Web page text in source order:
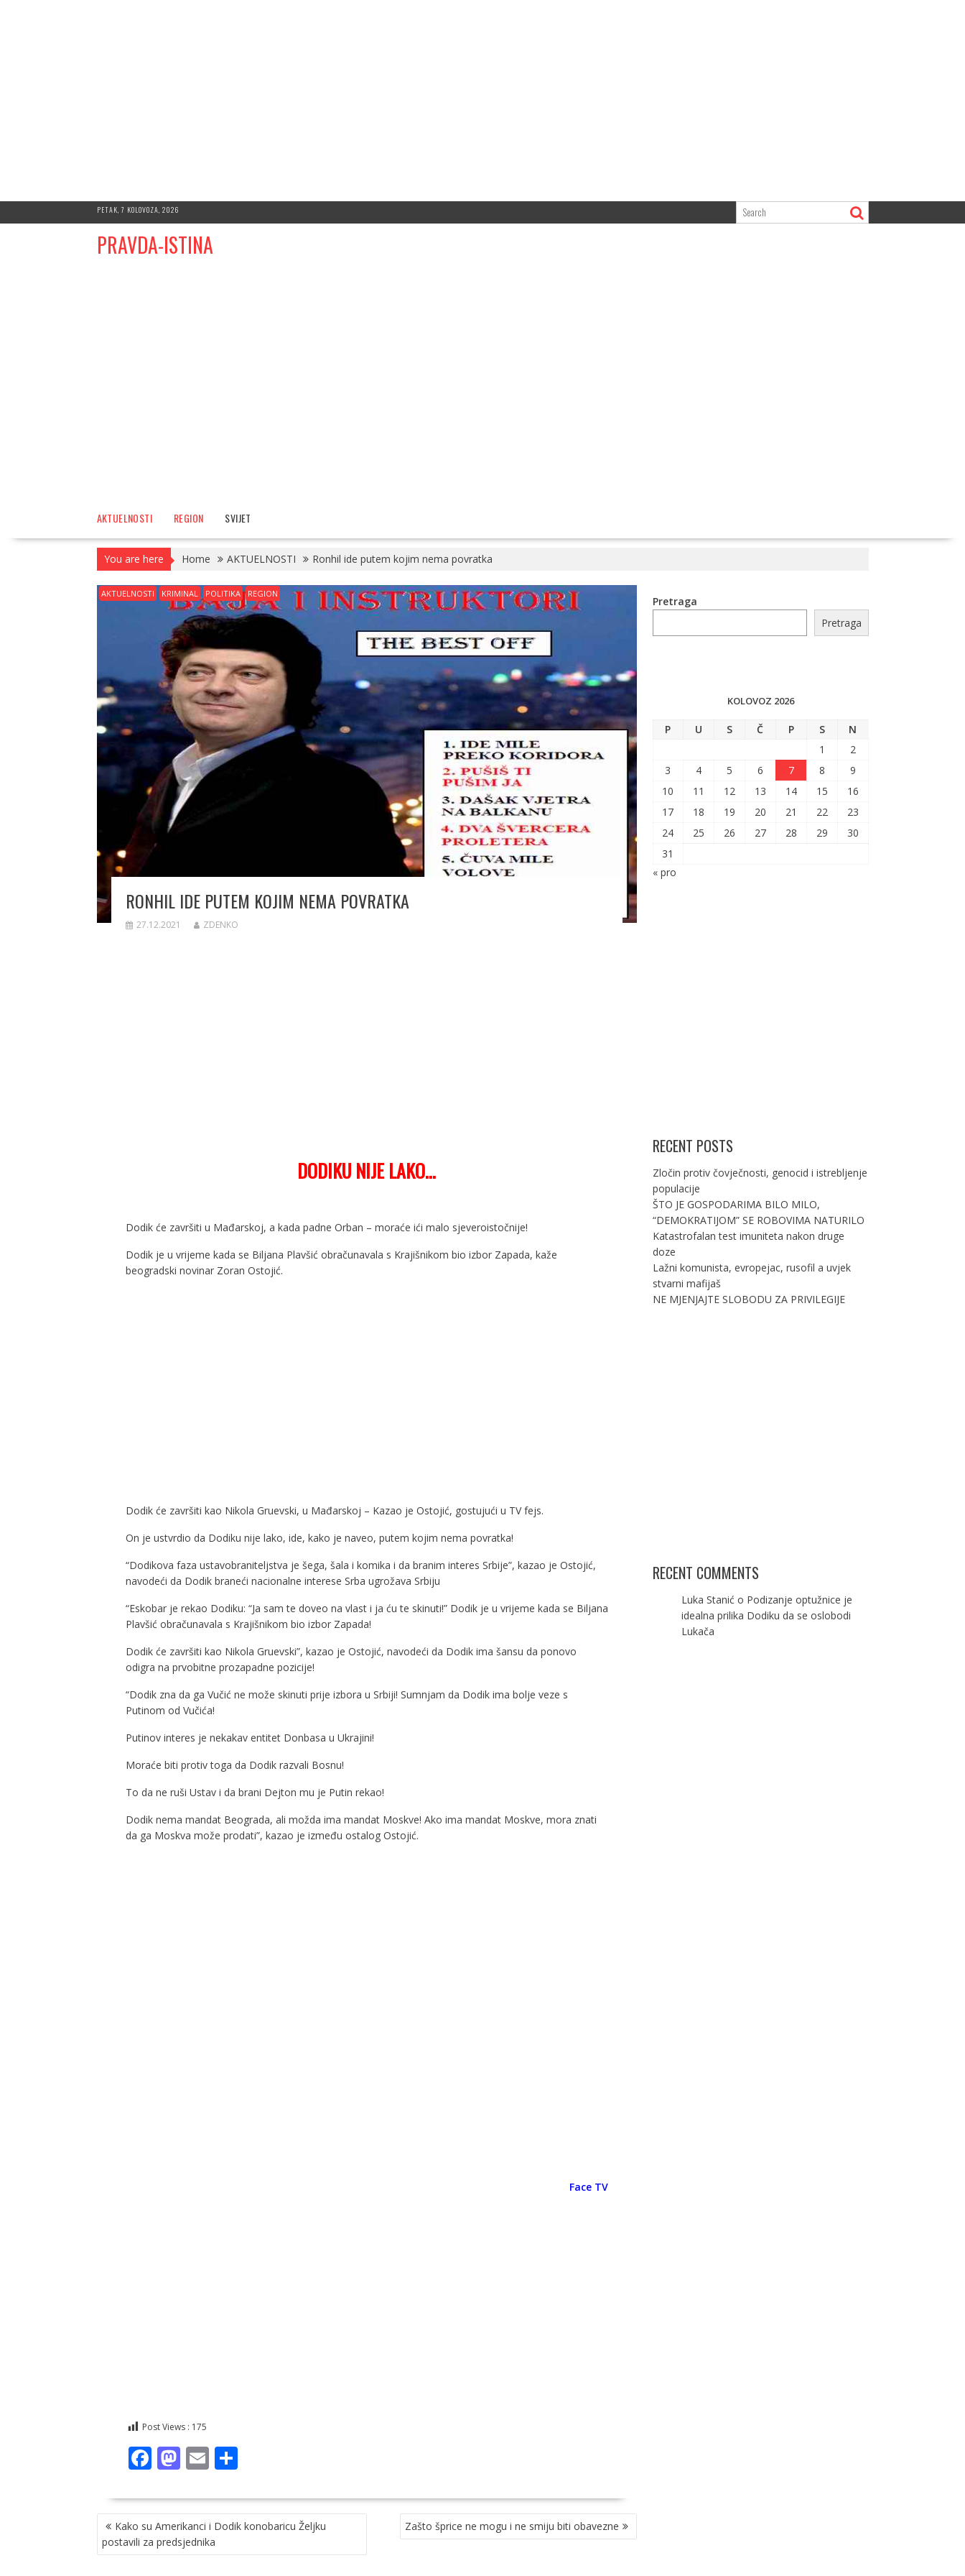
to
PETAK, 7 KOLOVOZA, 2026
PRAVDA-ISTINA
AKTUELNOSTI REGION SVIJET
You are here Home AKTUELNOSTI Ronhil ide putem kojim nema povratka
AKTUELNOSTI KRIMINAL POLITIKA REGION
RONHIL IDE PUTEM KOJIM NEMA POVRATKA
27.12.2021 ZDENKO
DODIKU NIJE LAKO…
Dodik će završiti u Mađarskoj, a kada padne Orban – moraće ići malo sjeveroistočnije!
Dodik je u vrijeme kada se Biljana Plavšić obračunavala s Krajišnikom bio izbor Zapada, kaže
beogradski novinar Zoran Ostojić.
Dodik će završiti kao Nikola Gruevski, u Mađarskoj – Kazao je Ostojić, gostujući u TV fejs.
On je ustvrdio da Dodiku nije lako, ide, kako je naveo, putem kojim nema povratka!
“Dodikova faza ustavobraniteljstva je šega, šala i komika i da branim interes Srbije”, kazao je Ostojić,
navodeći da Dodik braneći nacionalne interese Srba ugrožava Srbiju
“Eskobar je rekao Dodiku: “Ja sam te doveo na vlast i ja ću te skinuti!” Dodik je u vrijeme kada se Biljana
Plavšić obračunavala s Krajišnikom bio izbor Zapada!
Dodik će završiti kao Nikola Gruevski”, kazao je Ostojić, navodeći da Dodik ima šansu da ponovo
odigra na prvobitne prozapadne pozicije!
“Dodik zna da ga Vučić ne može skinuti prije izbora u Srbiji! Sumnjam da Dodik ima bolje veze s
Putinom od Vučića!
Putinov interes je nekakav entitet Donbasa u Ukrajini!
Moraće biti protiv toga da Dodik razvali Bosnu!
To da ne ruši Ustav i da brani Dejton mu je Putin rekao!
Dodik nema mandat Beograda, ali možda ima mandat Moskve! Ako ima mandat Moskve, mora znati
da ga Moskva može prodati”, kazao je između ostalog Ostojić.
Face TV
Post Views : 175
F
e
b
o
M
to
d
o
E
ai
l
S
ar
e
NAVIGACIJA
OBJAVA
Kako su Amerikanci i Dodik konobaricu Željku
postavili za predsjednika
Zašto šprice ne mogu i ne smiju biti obavezne
Pretraga
Pretraga
KOLOVOZ 2026
P U S Č P S
N
1
2
3
4 5 6 7 8
9
10
11 12 13 14 15
16
17
18 19 20 21 22
23
24
25 26 27 28 29
30
31
« pro
RECENT POSTS
Zločin protiv čovječnosti, genocid i istrebljenje
populacije
ŠTO JE GOSPODARIMA BILO MILO,
“DEMOKRATIJOM” SE ROBOVIMA NATURILO
Katastrofalan test imuniteta nakon druge
doze
Lažni komunista, evropejac, rusofil a uvjek
stvarni mafijaš
NE MJENJAJTE SLOBODU ZA PRIVILEGIJE
RECENT COMMENTS
Luka Stanić o Podizanje optužnice je
idealna prilika Dodiku da se oslobodi
Lukača